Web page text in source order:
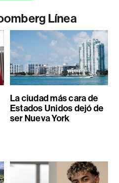
Línea
La ciudad más cara de
Estados Unidos dejó de
ser Nueva York